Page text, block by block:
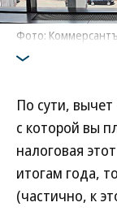
Фото:
По сути,
с которой вы
налоговая
итогам года,
(частично, к